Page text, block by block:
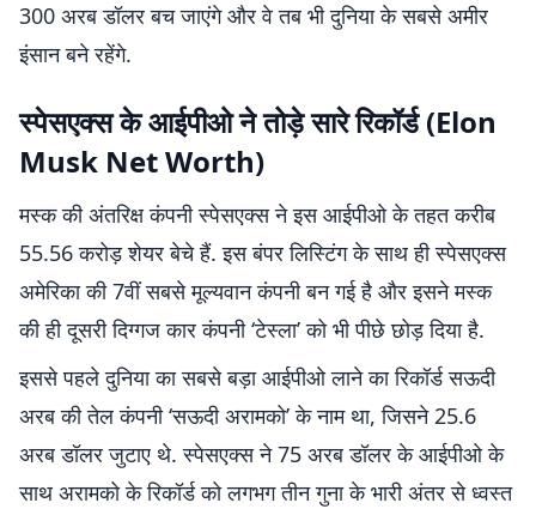
300 अरब डॉलर बच जाएंगे और वे तब भी दुनिया के सबसे अमीर
इंसान बने रहेंगे.
स्पेसएक्स के आईपीओ ने तोड़े सारे रिकॉर्ड(Elon
Musk Net Worth)
मस्क की अंतरिक्ष कंपनी स्पेसएक्स ने इस आईपीओ के तहत करीब
55.56 करोड़ शेयर बेचे हैं. इस बंपर लिस्टिंग के साथ ही स्पेसएक्स
अमेरिका की 7वीं सबसे मूल्यवान कंपनी बन गई है और इसने मस्क
की ही दूसरी दिग्गज कार कंपनी ‘टेस्ला’ को भी पीछे छोड़ दिया है.
इससे पहले दुनिया का सबसे बड़ा आईपीओ लाने का रिकॉर्ड सऊदी
अरब की तेल कंपनी ‘सऊदी अरामको’ के नाम था, जिसने 25.6
अरब डॉलर जुटाए थे. स्पेसएक्स ने 75 अरब डॉलर के आईपीओ के
साथ अरामको के रिकॉर्ड को लगभग तीन गुना के भारी अंतर से ध्वस्त